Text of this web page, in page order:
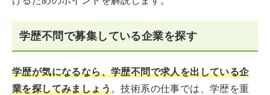
学歴不問で募集している企業を探す
学歴が気になるなら、学歴不問で求人を出している企
業を探してみましょう。技術系の仕事では、学歴を重